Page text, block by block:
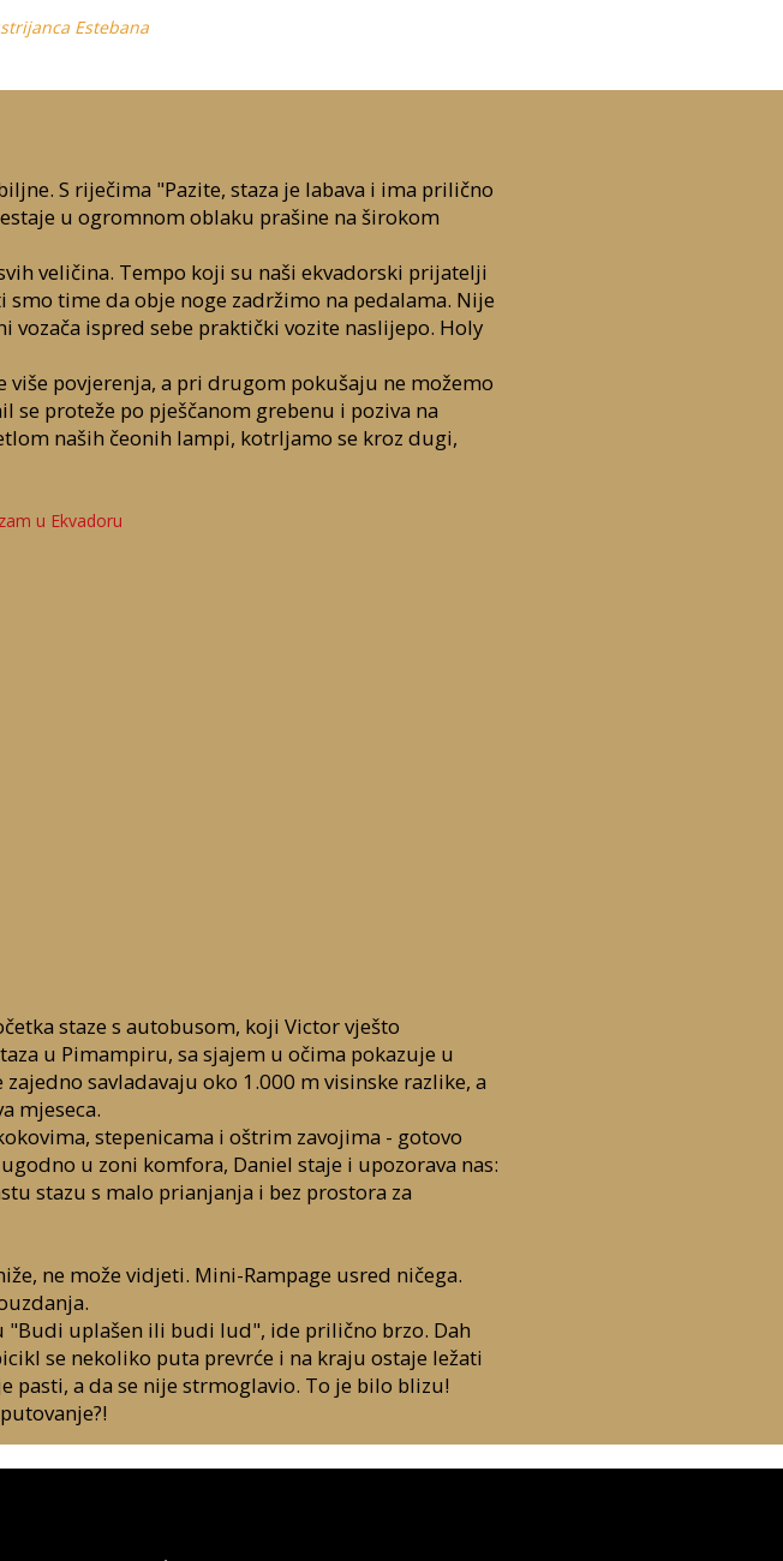
Estebana
S riječima "Pazite, staza je labava i ima prilično
u ogromnom oblaku prašine na širokom
veličina. Tempo koji su naši ekvadorski prijatelji
time da obje noge zadržimo na pedalama. Nije
ispred sebe praktički vozite naslijepo. Holy
povjerenja, a pri drugom pokušaju ne možemo
se proteže po pješčanom grebenu i poziva na
naših čeonih lampi, kotrljamo se kroz dugi,
staze s autobusom, koji Victor vješto
u Pimampiru, sa sjajem u očima pokazuje u
savladavaju oko 1.000 m visinske razlike, a
mjeseca.
stepenicama i oštrim zavojima - gotovo
u zoni komfora, Daniel staje i upozorava nas:
stazu s malo prianjanja i bez prostora za
ne može vidjeti. Mini-Rampage usred ničega.
"Budi uplašen ili budi lud", ide prilično brzo. Dah
se nekoliko puta prevrće i na kraju ostaje ležati
pasti, a da se nije strmoglavio. To je bilo blizu!